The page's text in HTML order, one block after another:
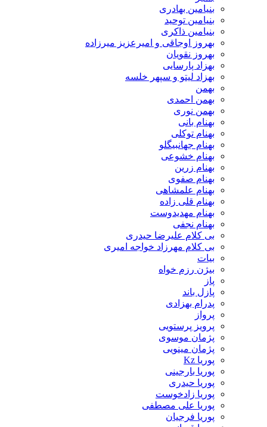
بنیامین بهادری
بنیامین توحید
بنیامین ذاکری
بهروز اوجاقی و امیرعزیز میرزاده
بهروز نقویان
بهزاد پارسایی
بهزاد لیتو و سپهر خلسه
بهمن
بهمن احمدی
بهمن نوری
بهنام بانی
بهنام توکلی
بهنام جهانبیگلو
بهنام خشوعی
بهنام زرین
بهنام صفوی
بهنام علمشاهی
بهنام قلی زاده
بهنام مهدیدوست
بهنام نجفی
بی کلام علیرضا حیدری
بی کلام مهرزاد خواجه امیری
بیات
بیژن رزم خواه
پاز
پازل باند
پدرام بهزادی
پرواز
پرویز پرستویی
پژمان موسوی
پژمان مینویی
پوریا Kz
پوریا بارجینی
پوریا حیدری
پوریا زادخوست
پوریا علی مصطفی
پوریا فرجیان